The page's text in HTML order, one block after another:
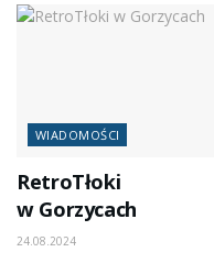
WIADOMOŚCI
RetroTłoki
w Gorzycach
24.08.2024